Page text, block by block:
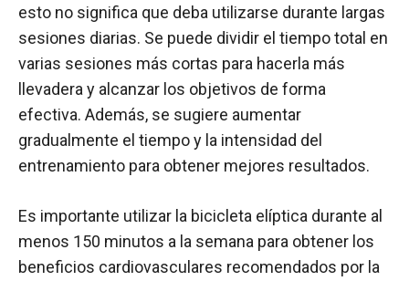
esto no significa que deba utilizarse durante largas
sesiones diarias. Se puede dividir el tiempo total en
varias sesiones más cortas para hacerla más
llevadera y alcanzar los objetivos de forma
efectiva. Además, se sugiere aumentar
gradualmente el tiempo y la intensidad del
entrenamiento para obtener mejores resultados.
Es importante utilizar la bicicleta elíptica durante al
menos 150 minutos a la semana para obtener los
beneficios cardiovasculares recomendados por la